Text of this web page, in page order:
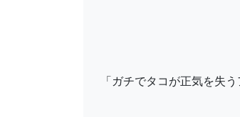
「ガチでタコが正気を失